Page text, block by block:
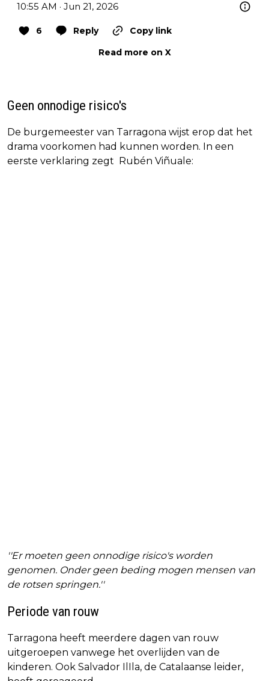
10:55 AM · Jun 21, 2026
6 Reply
Copy link
Read more on X
Geen onnodige risico's
De burgemeester van Tarragona wijst erop dat het
drama voorkomen had kunnen worden. In een
eerste verklaring zegt Rubén Viñuale:
''Er moeten geen onnodige risico's worden
genomen. Onder geen beding mogen mensen van
de rotsen springen.''
Periode van rouw
Tarragona heeft meerdere dagen van rouw
uitgeroepen vanwege het overlijden van de
kinderen. Ook Salvador IlIla, de Catalaanse leider,